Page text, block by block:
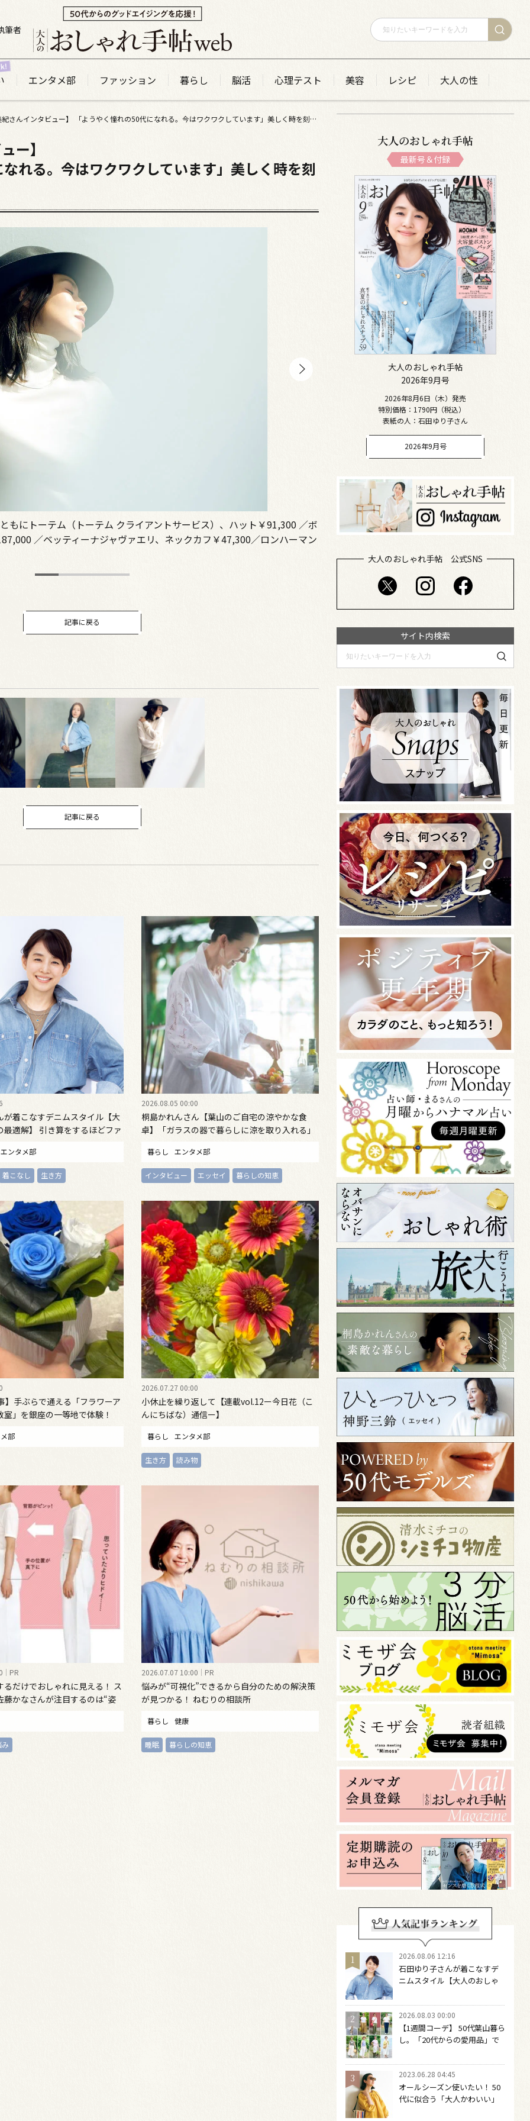
筆者
エンタメ部 ファッション 暮らし 脳活 心理テスト 美容 レシピ 大人の性
【中谷美紀さんインタビュー】 「ようやく憧れの50代になれる。今はワクワクしています」美しく時を刻む信念
ー】
れる。今はワクワクしています」美しく時を刻
もにトーテム（トーテム クライアントサービス）、ハット￥91,300 ／ボ
／ベッティーナジャヴァエリ、ネックカフ￥47,300／ロンハーマン
首に巻いたニット￥39,600、ニット￥28,600
記事に戻る
記事に戻る
が着こなすデニムスタイル【大
最適解】 引き算をするほどファ
エンタメ部
着こなし 生き方
2026.08.05 00:00
桐島かれんさん【葉山のご自宅の涼やかな食
卓】「ガラスの器で暮らしに涼を取り入れる」
暮らし エンタメ部
インタビュー エッセイ 暮らしの知恵
】手ぶらで通える「フラワーア
」を銀座の一等地で体験！
部
2026.07.27 00:00
小休止を繰り返して【連載vol.12ー今日花（こ
んにちばな）通信ー】
暮らし エンタメ部
生き方 読み物
PR
るだけでおしゃれに見える！ ス
藤かなさんが注目するのは“姿
2026.07.07 10:00 PR
悩みが“可視化”できるから自分のための解決策
が見つかる！ ねむりの相談所
暮らし 健康
睡眠 暮らしの知恵
大人のおしゃれ手帖
最新号＆付録
大人のおしゃれ手帖
2026年9月号
2026年8月6日（木）発売
特別価格：1790円（税込）
表紙の人：石田ゆり子さん
2026年9月号
大人のおしゃれ手帖 公式SNS
サイト内検索
2026.08.06 12:16
石田ゆり子さんが着こなすデ
ニムスタイル【大人のおしゃ
どファッションは自由になる
2026.08.03 00:00
【1週間コーデ】 50代葉山暮ら
し。「20代からの愛用品」で
～ 桐野恵美さん #022 Emi
Kirino～
2023.06.28 04:45
オールシーズン使いたい！ 50
代に似合う「大人かわいい」